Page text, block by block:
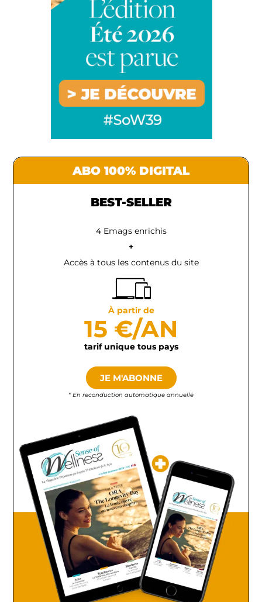
ABO 100% DIGITAL
BEST-SELLER
4 Emags enrichis
+
Accès à tous les contenus du site
À partir de
15 €/AN
tarif unique tous pays
JE M'ABONNE
* En reconduction automatique annuelle